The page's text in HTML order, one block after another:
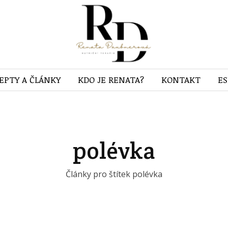
A ČLÁNKY KDO JE RENATA? KONTAKT
polévka
Články pro štítek polévka